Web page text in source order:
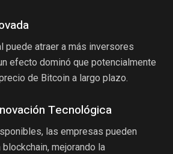
puede atraer a más inversores
efecto dominó que potencialmente
de Bitcoin a largo plazo.
Tecnológica
las empresas pueden
mejorando la